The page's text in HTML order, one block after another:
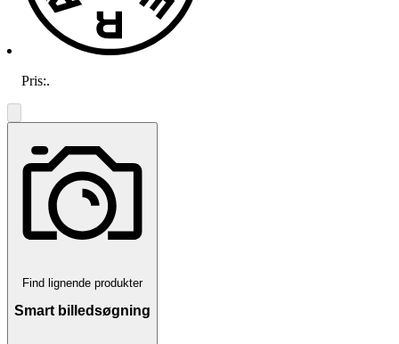
Pris:.
Find lignende produkter
Smart billedsøgning